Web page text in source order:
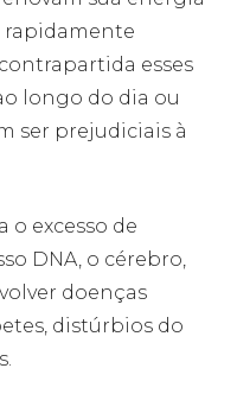
rapidamente
esses
longo do dia ou
ser prejudiciais à
o excesso de
DNA, o cérebro,
doenças
distúrbios do